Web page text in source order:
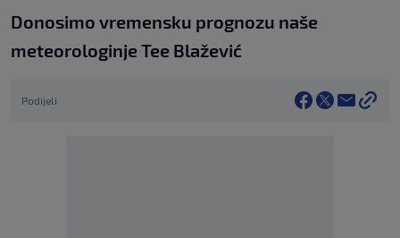
Donosimo vremensku prognozu naše
meteorologinje Tee Blažević
Podijeli